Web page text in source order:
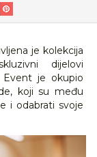
je kolekcija
dijelovi
Event je okupio
koji su među
i odabrati svoje